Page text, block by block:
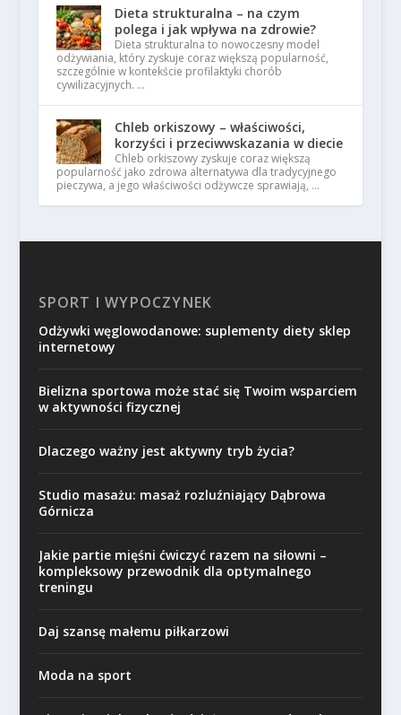
Dieta strukturalna – na czym
polega i jak wpływa na zdrowie?
Dieta strukturalna to nowoczesny model
odżywiania, który zyskuje coraz większą popularność,
szczególnie w kontekście profilaktyki chorób
cywilizacyjnych. …
Chleb orkiszowy – właściwości,
korzyści i przeciwwskazania w diecie
Chleb orkiszowy zyskuje coraz większą
popularność jako zdrowa alternatywa dla tradycyjnego
pieczywa, a jego właściwości odżywcze sprawiają, …
SPORT I WYPOCZYNEK
Odżywki węglowodanowe: suplementy diety sklep
internetowy
Bielizna sportowa może stać się Twoim wsparciem
w aktywności fizycznej
Dlaczego ważny jest aktywny tryb życia?
Studio masażu: masaż rozluźniający Dąbrowa
Górnicza
Jakie partie mięśni ćwiczyć razem na siłowni –
kompleksowy przewodnik dla optymalnego
treningu
Daj szansę małemu piłkarzowi
Moda na sport